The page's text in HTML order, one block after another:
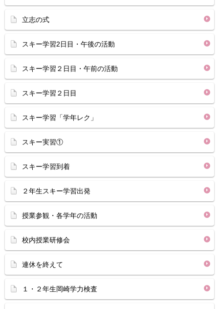
立志の式
スキー学習2日目・午後の活動
スキー学習２日目・午前の活動
スキー学習２日目
スキー学習「学年レク」
スキー実習①
スキー学習到着
２年生スキー学習出発
授業参観・各学年の活動
校内授業研修会
連休を終えて
１・２年生岡崎学力検査